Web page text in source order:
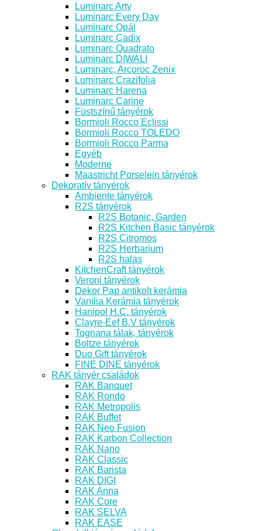
Luminarc Arty
Luminarc Every Day
Luminarc Opál
Luminarc Cadix
Luminarc Quadrato
Luminarc DIWALI
Luminarc, Arcoroc Zenix
Luminarc Crazifolia
Luminarc Harena
Luminarc Carine
Füstszínű tányérok
Bormioli Rocco Eclissi
Bormioli Rocco TOLEDO
Bormioli Rocco Parma
Egyéb
Moderne
Maastricht Porselein tányérok
Dekoratív tányérok
Ambiente tányérok
R2S tányérok
R2S Botanic, Garden
R2S Kitchen Basic tányérok
R2S Citromos
R2S Herbarium
R2S halas
KitchenCraft tányérok
Veroni tányérok
Dekor Pap antikolt kerámia
Vanilia Kerámia tányérok
Hanipol H.C. tányérok
Clayre-Eef B.V tányérok
Tognana tálak, tányérok
Boltze tányérok
Duo Gift tányérok
FINE DINE tányérok
RAK tányér családok
RAK Banquet
RAK Rondo
RAK Metropolis
RAK Buffet
RAK Neo Fusion
RAK Karbon Collection
RAK Nano
RAK Classic
RAK Barista
RAK DIGI
RAK Anna
RAK Core
RAK SELVA
RAK EASE